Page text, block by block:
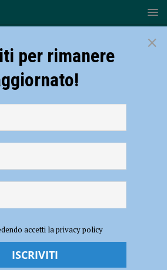
semplificare la vita agli inquilini
il nuovo servizio on line
×
per rimanere
accetti la privacy policy